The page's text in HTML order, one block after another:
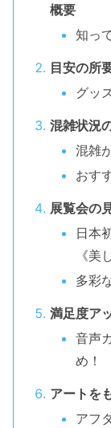
概要
知っ
目安の所
グッ
混雑状況
混雑
おす
展覧会の
日本
《美
多彩
満足度ア
音声
め！
アートを
アフ